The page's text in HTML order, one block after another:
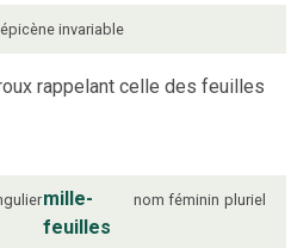
épicène invariable
rappelant celle des feuilles
mille-
feuilles
nom féminin pluriel